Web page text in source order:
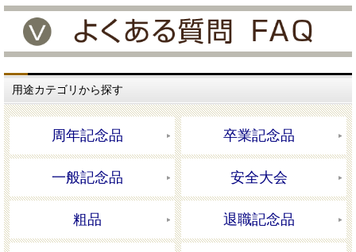
用途カテゴリから探す
周年記念品 卒業記念品
一般記念品 安全大会
粗品 退職記念品